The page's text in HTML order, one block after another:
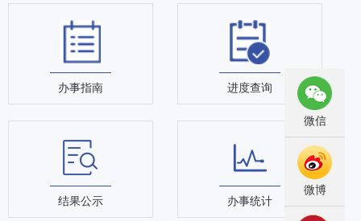
办事指南 进度查询
结果公示 办事统计
微信
微博